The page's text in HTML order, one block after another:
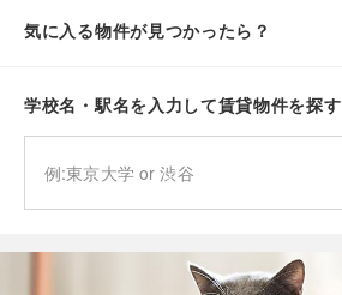
気に入る物件が見つかったら？
学校名・駅名を入力して賃貸物件を探す